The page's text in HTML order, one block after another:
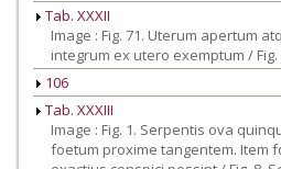
Tab. XXXII
Image : Fig. 71. Uterum apertum
integrum ex utero exemptum /
106
Tab. XXXIII
Image : Fig. 1. Serpentis ova
foetum proxime tangentem. Item